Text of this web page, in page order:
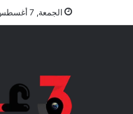
الجمعة, 7 أغسطس 2026